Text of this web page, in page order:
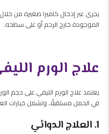
يجرى عبر إدخال كاميرا صغيرة من
الموجودة خارج الرحم أو على سطحه.
علاج الورم
يعتمد علاج الورم الليفي على حجم
في الحمل مستقبلًا. وتشمل خيارات
1. العلاج الدوائي